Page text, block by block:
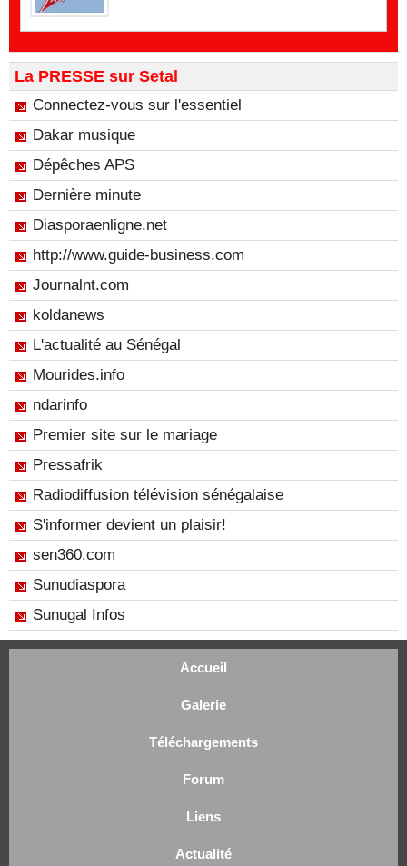
La PRESSE sur Setal
Connectez-vous sur l'essentiel
Dakar musique
Dépêches APS
Dernière minute
Diasporaenligne.net
http://www.guide-business.com
Journalnt.com
koldanews
L'actualité au Sénégal
Mourides.info
ndarinfo
Premier site sur le mariage
Pressafrik
Radiodiffusion télévision sénégalaise
S'informer devient un plaisir!
sen360.com
Sunudiaspora
Sunugal Infos
Accueil
Galerie
Téléchargements
Forum
Liens
Actualité